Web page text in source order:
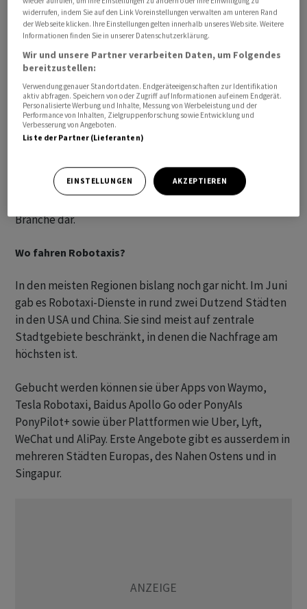
Tesla-Chef Elon Musk schlägt ein Modell vor, bei dem
beide Konzepte nebeneinander bestehen. Besitzer von
Tesla-Fahrzeugen könnten ihre Autos dem Robotaxi-
Netzwerk zur Verfügung stellen, wenn sie sie nicht
selbst nutzen – ähnlich wie eine Wohnung über Airbnb
vermietet wird.
Robotaxi-Flotten zudem die Möglichkeit eröffnen, auf
die Dienste von Millionen Fahrern zu verzichten. Deren
Branche dar.
Wo fahren Robotaxis?
In den meisten Regionen bislang noch gar nicht. Im Juni
gab es Robotaxi-Dienste in rund zwei Dutzend Städten
in den USA und China. Sie sind meist auf zentrale
Stadtgebiete beschränkt, in denen die Nachfrage am
höchsten ist.
Gebucht werden können sie über Apps von Waymo,
Tesla Robotaxi, Baidus Apollo Go oder PonyAIs
PonyPilot+ sowie über Plattformen wie Uber, Lyft,
WeChat und AliPay. Erste Angebote gibt es ausserdem in
mehreren Städten Europas, des Nahen Ostens und in
Singapur.
widerrufen, indem Sie auf den Link Voreinstellungen verwalten am unteren Rand
der Webseite klicken. Ihre Einstellungen gelten innerhalb unseres Website. Weitere
Informationen finden Sie in unserer Datenschutzerklärung.
Wir und unsere Partner verarbeiten Daten, um Folgendes
bereitzustellen:
Verwendung genauer Standortdaten. Endgeräteeigenschaften zur Identifikation
aktiv abfragen. Speichern von oder Zugriff auf Informationen auf einem Endgerät.
Personalisierte Werbung und Inhalte, Messung von Werbeleistung und der
Performance von Inhalten, Zielgruppenforschung sowie Entwicklung und
Verbesserung von Angeboten.
Liste der Partner (Lieferanten)
EINSTELLUNGEN AKZEPTIEREN